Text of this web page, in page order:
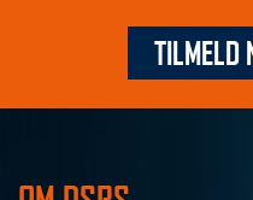
TILMELD